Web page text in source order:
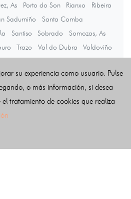
As
Porto do Son Rianxo
Ribeira
Sadurniño
Santa Comba
Santiso Sobrado
Somozas, As
Trazo Val do Dubra
Valdoviño
Últimas noticias
su experiencia como usuario. Pulse
o más información, si desea
tratamiento de cookies que realiza